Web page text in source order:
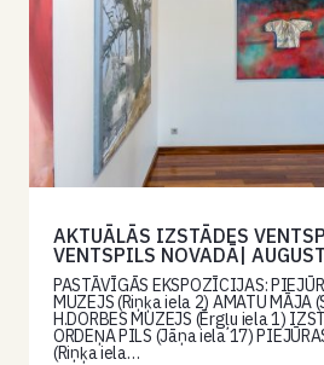
AKTUĀLĀS IZSTĀDES
VENTSPILS NOVADĀ|
PASTĀVĪGĀS EKSPOZĪCIJAS:
MUZEJS (Riņķa iela 2) AMATU MĀJA
H.DORBES MUZEJS (Ērgļu iela 1)
ORDEŅA PILS (Jāņa iela 17)
(Riņķa iela…